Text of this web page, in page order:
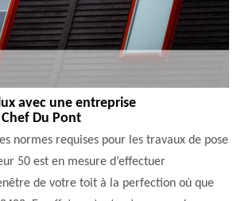
avec une entreprise
Du Pont
normes requises pour les travaux de pose
50 est en mesure d’effectuer
de votre toit à la perfection où que